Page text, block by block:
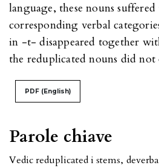
Parole chiave
Vedic reduplicated i stems,
language, these nouns suffered
corresponding verbal
in -t- disappeared together
the reduplicated nouns did
PDF (English)